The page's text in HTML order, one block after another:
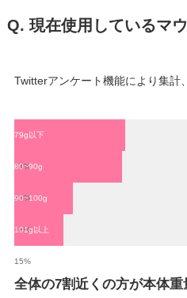
Q. 現在使用しているマ
Twitterアンケート機能により集計、
79g以下
34%
80~90g
33%
90~100g
18%
101g以上
15%
全体の7割近くの方が本体